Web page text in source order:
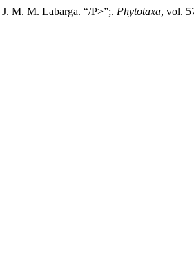
M. M. Labarga. “/P>”;. Phytotaxa, vol.